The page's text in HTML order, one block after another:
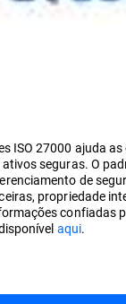
ISO 27000 ajuda
seguras. O
de
propriedade
confiadas
aqui.